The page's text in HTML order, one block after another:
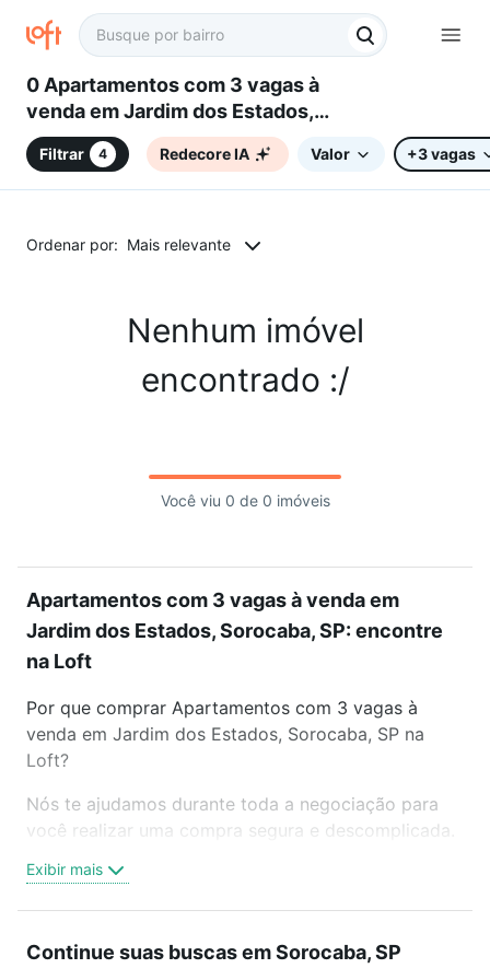
0 Apartamentos com 3 vagas à
venda em Jardim dos Estados,
Sorocaba, SP
Filtrar 4 Redecore IA Valor +3 vagas
Ordenar por: Mais relevante
Nenhum imóvel
encontrado :/
Você viu 0 de 0 imóveis
Apartamentos com 3 vagas à venda em
Jardim dos Estados, Sorocaba, SP: encontre
na Loft
Por que comprar Apartamentos com 3 vagas à
venda em Jardim dos Estados, Sorocaba, SP na
Loft?
Nós te ajudamos durante toda a negociação para
você realizar uma compra segura e descomplicada.
trabalho e do metrô, aqui você vai encontrar a
oferta ideal de Apartamentos com 3 vagas à venda
conquistar seu sonho. Agende uma visita presencial
Exibir mais
Continue suas buscas em Sorocaba, SP